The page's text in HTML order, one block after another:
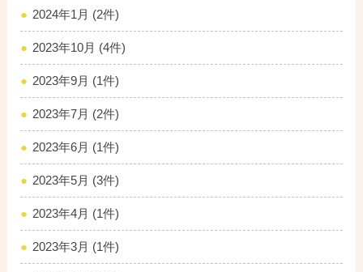
2024年1月 (2件)
2023年10月 (4件)
2023年9月 (1件)
2023年7月 (2件)
2023年6月 (1件)
2023年5月 (3件)
2023年4月 (1件)
2023年3月 (1件)